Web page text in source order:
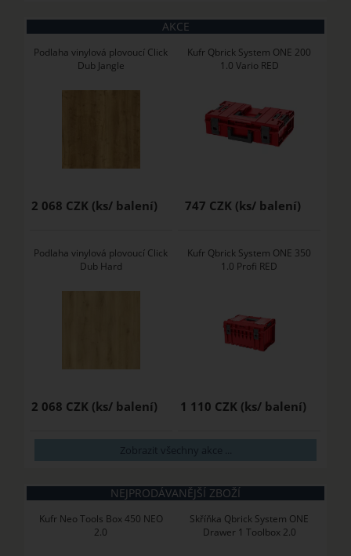
AKCE
Podlaha vinylová plovoucí Click
Dub Jangle
2 068 CZK
Kufr Qbrick System ONE 200
1.0 Vario RED
747 CZK
Podlaha vinylová plovoucí Click
Dub Hard
2 068 CZK
Kufr Qbrick System ONE 350
1.0 Profi RED
1 110 CZK
Zobrazit všechny akce ...
NEJPRODÁVANĚJŠÍ ZBOŽÍ
Kufr Neo Tools Box 450 NEO
2.0
Skříňka Qbrick System ONE
Drawer 1 Toolbox 2.0